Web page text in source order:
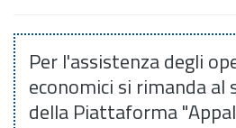
Per l'assistenza degli
economici si rimanda al
della Piattaforma